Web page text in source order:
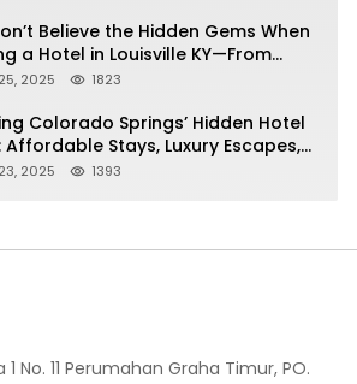
Believe the Hidden Gems When
a Hotel in Louisville KY—From
to Luxe!
2025 1823
Colorado Springs’ Hidden Hotel
Affordable Stays, Luxury Escapes,
In Between!
2025 1393
No. 11 Perumahan Graha Timur, PO.